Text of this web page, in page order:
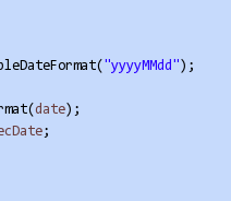
"yyyyMMdd" );
date);
;